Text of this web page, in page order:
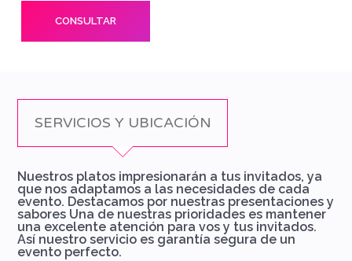
CONSULTAR
SERVICIOS Y UBICACIÓN
Nuestros platos impresionarán a tus invitados, ya
que nos adaptamos a las necesidades de cada
evento. Destacamos por nuestras presentaciones y
sabores Una de nuestras prioridades es mantener
una excelente atención para vos y tus invitados.
Así nuestro servicio es garantía segura de un
evento perfecto.